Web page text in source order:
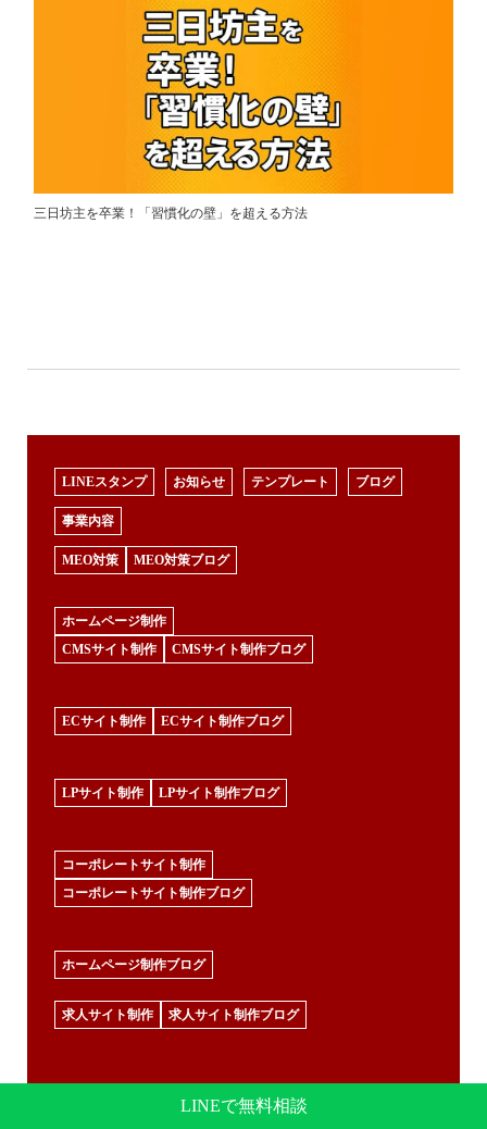
三日坊主を卒業！「習慣化の壁」を超える方法
LINEスタンプ お知らせ テンプレート ブログ
事業内容
MEO対策 MEO対策ブログ
ホームページ制作
CMSサイト制作
CMSサイト制作ブログ
ECサイト制作 ECサイト制作ブログ
LPサイト制作 LPサイト制作ブログ
コーポレートサイト制作
コーポレートサイト制作ブログ
ホームページ制作ブログ
求人サイト制作 求人サイト制作ブログ
印刷物制作ブログ
LINEで無料相談